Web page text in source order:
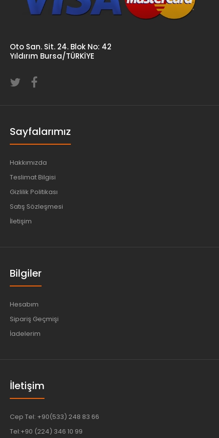
Oto San. Sit. 24. Blok No: 42
Yıldırım Bursa/TÜRKİYE
Sayfalarımız
Hakkımızda
Teslimat Bilgisi
Gizlilik Politikası
Satış Sözleşmesi
İletişim
Bilgiler
Hesabım
Sipariş Geçmişi
İadelerim
İletişim
Cep Tel: +90(533) 248 83 66
Tel:+90 (224) 346 10 99